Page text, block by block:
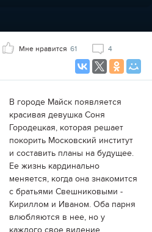
Мне нравится 61 4
В городе Майск появляется
красивая девушка Соня
Городецкая, которая решает
покорить Московский институт
и составить планы на будущее.
Ее жизнь кардинально
меняется, когда она знакомится
с братьями Свешниковыми -
Кириллом и Иваном. Оба парня
влюбляются в нее, но у